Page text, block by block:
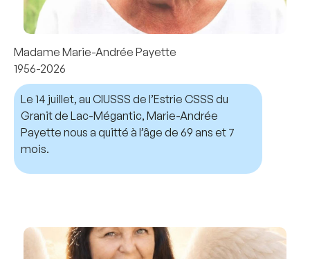
Madame Marie-Andrée Payette
1956-2026
Le 14 juillet, au CIUSSS de l’Estrie CSSS du
Granit de Lac-Mégantic, Marie-Andrée
Payette nous a quitté à l’âge de 69 ans et 7
mois.